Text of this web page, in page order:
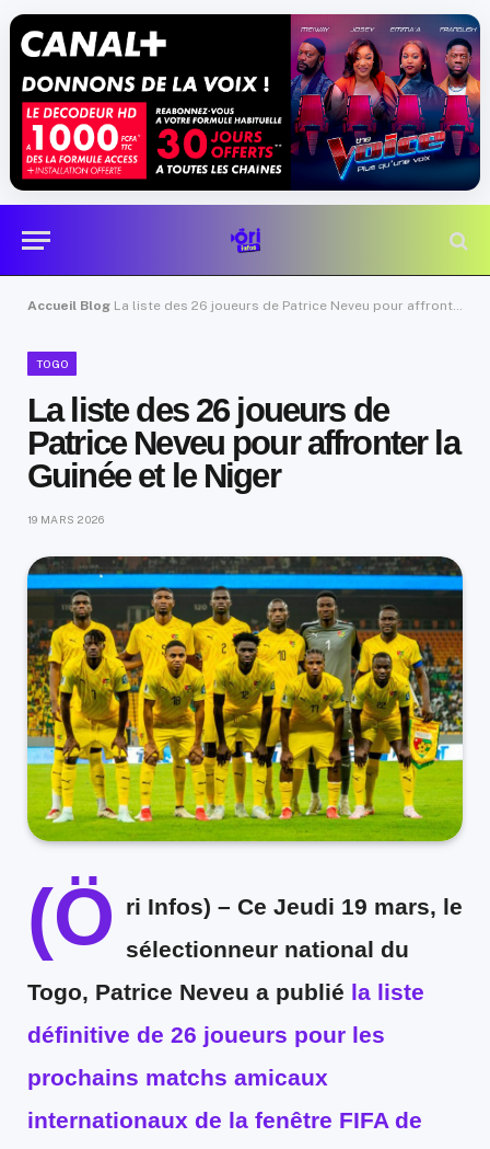
Accueil Blog La liste des 26 joueurs de Patrice Neveu pour affronter la Guinée et le Niger
TOGO
La liste des 26 joueurs de
Patrice Neveu pour affronter la
Guinée et le Niger
19 MARS 2026
(Ö ri Infos) – Ce Jeudi 19 mars, le
sélectionneur national du
Togo, Patrice Neveu a publié la liste
définitive de 26 joueurs pour les
prochains matchs amicaux
internationaux de la fenêtre FIFA de